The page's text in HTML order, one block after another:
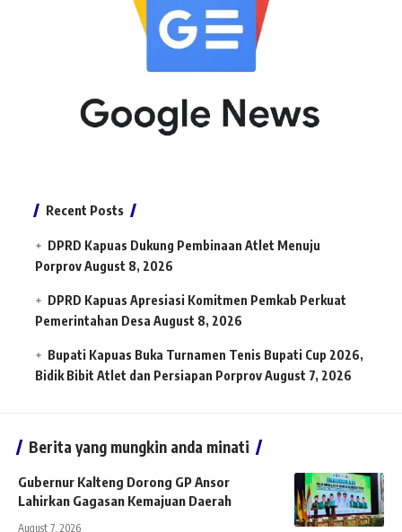
Recent Posts
DPRD Kapuas Dukung Pembinaan Atlet Menuju
PorprovAugust 8, 2026
DPRD Kapuas Apresiasi Komitmen Pemkab Perkuat
Pemerintahan Desa August 8, 2026
Bupati Kapuas Buka Turnamen Tenis Bupati Cup 2026,
Bidik Bibit Atlet dan Persiapan PorprovAugust 7, 2026
Berita yang mungkin anda minati
Gubernur Kalteng Dorong GP Ansor
Lahirkan Gagasan Kemajuan Daerah
August 7, 2026